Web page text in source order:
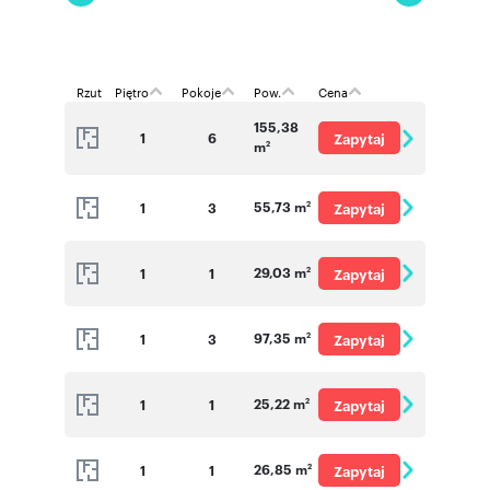
Numer oferty: C2.10
Rzut Piętro Pokoje Pow. Cena
1 6
155,38
m2
Zapytaj
1 3 55,73 m2
Zapytaj
1 1 29,03 m2
Zapytaj
1 3 97,35 m2
Zapytaj
1 1 25,22 m2
Zapytaj
1 1 26,85 m2 Zapytaj